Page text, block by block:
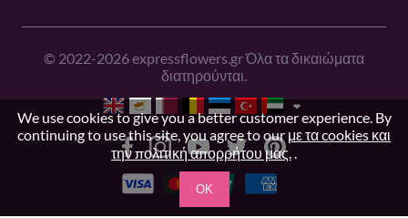
© 2022-2026expressflowers.gr Όλα τα δικαιώματα
διατηρούνται.
We use cookies to give you a better customer experience. By
continuing to use this site, you agree to our με τα cookies και
την πολιτική απορρήτου μας..
OK